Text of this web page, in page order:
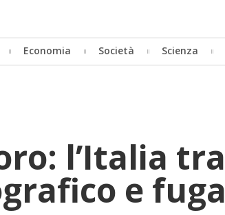
Economia Società Scienza
l’I­ta­lia tra
e fuga